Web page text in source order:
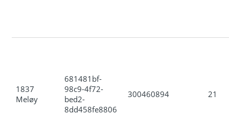
1837
Meløy
681481bf-
98c9-4f72-
bed2-
8dd458fe8806
300460894 21